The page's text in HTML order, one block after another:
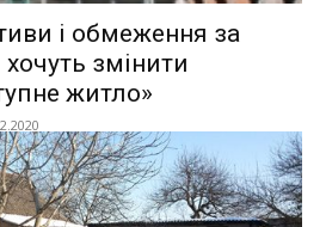
і обмеження за
хочуть змінити
житло»